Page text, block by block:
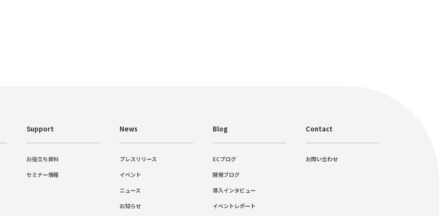
Support
お役立ち資料
セミナー情報
News
プレスリリース
イベント
ニュース
お知らせ
Blog
ECブログ
開発ブログ
導入インタビュー
イベントレポート
Contact
お問い合わせ